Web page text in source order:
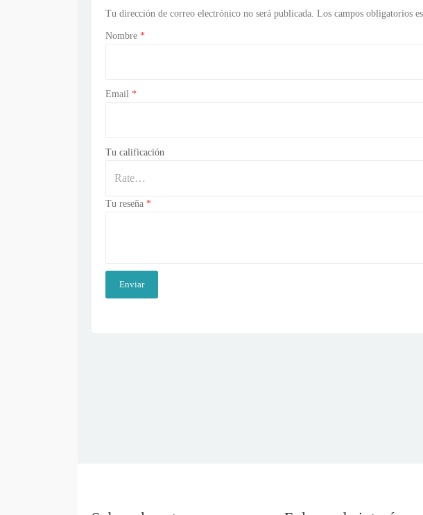
Tu dirección de correo electrónico no será publicada. Los campos obligatorios
Nombre *
Email *
Tu calificación
Tu reseña *